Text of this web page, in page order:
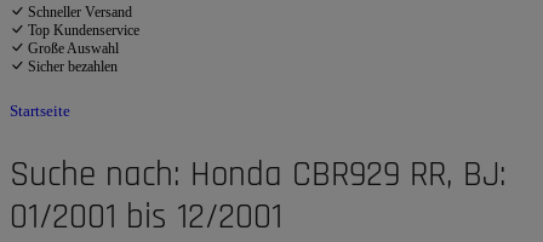
Schneller Versand
Top Kundenservice
Große Auswahl
Sicher bezahlen
Startseite
Suche nach: Honda CBR929 RR, BJ:
01/2001 bis 12/2001